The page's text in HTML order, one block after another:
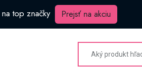
na top značky Prejsť na akciu